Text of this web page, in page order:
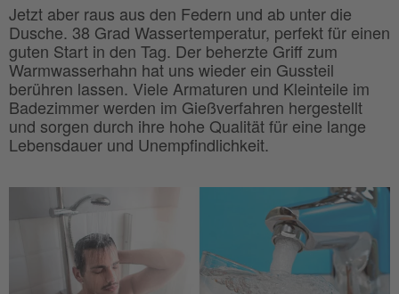
Jetzt aber raus aus den Federn und ab unter die
Dusche. 38 Grad Wassertemperatur, perfekt für einen
guten Start in den Tag. Der beherzte Griff zum
Warmwasserhahn hat uns wieder ein Gussteil
berühren lassen. Viele Armaturen und Kleinteile im
Badezimmer werden im Gießverfahren hergestellt
und sorgen durch ihre hohe Qualität für eine lange
Lebensdauer und Unempfindlichkeit.